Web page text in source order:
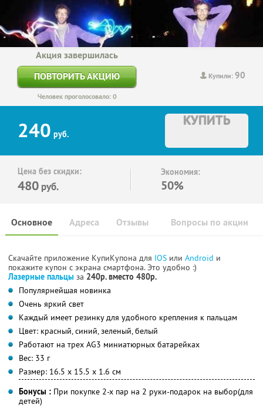
Купили:90
Акция завершилась
ПОВТОРИТЬ АКЦИЮ
Человек проголосовало: 0
240 руб.
КУПИТЬ
Цена без скидки:
480 руб.
Экономия:
50%
Основное Отзывы Вопросы по акции
Адреса
Скачайте приложение КупиКупона для IOS или Android и
покажите купон с экрана смартфона. Это удобно :)
Лазерные пальцы за 240р. вместо 480р.
Популярнейшая новинка
Очень яркий свет
Каждый имеет резинку для удобного крепления к пальцам
Цвет: красный, синий, зеленый, белый
Работают на трех AG3 миниатюрных батарейках
Вес: 33 г
Размер: 16.5 х 15.5 х 1.6 см
Бонусы : При покупке 2-х пар на 2 руки-подарок на выбор(для
детей)